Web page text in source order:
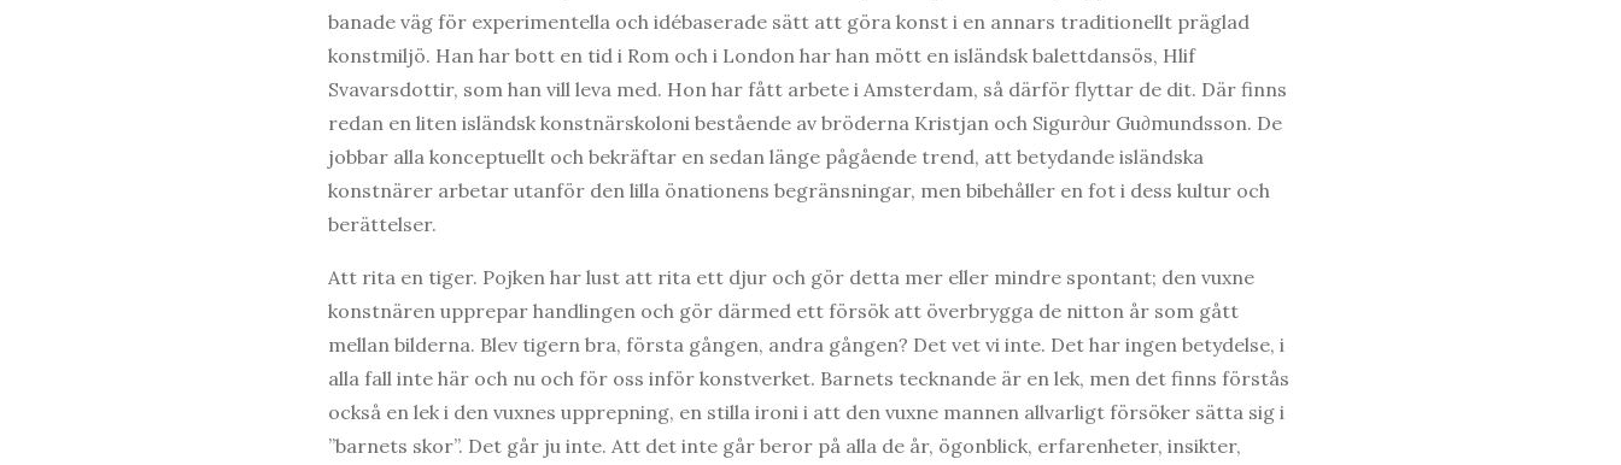
banade väg för experimentella och idébaserade sätt att göra konst i en annars traditionellt präglad
konstmiljö. Han har bott en tid i Rom och i London har han mött en isländsk balettdansös, Hlif
Svavarsdottir, som han vill leva med. Hon har fått arbete i Amsterdam, så därför flyttar de dit. Där finns
redan en liten isländsk konstnärskoloni bestående av bröderna Kristjan och Sigur∂ur Gu∂mundsson. De
jobbar alla konceptuellt och bekräftar en sedan länge pågående trend, att betydande isländska
konstnärer arbetar utanför den lilla önationens begränsningar, men bibehåller en fot i dess kultur och
berättelser.
Att rita en tiger. Pojken har lust att rita ett djur och gör detta mer eller mindre spontant; den vuxne
konstnären upprepar handlingen och gör därmed ett försök att överbrygga de nitton år som gått
mellan bilderna. Blev tigern bra, första gången, andra gången? Det vet vi inte. Det har ingen betydelse, i
alla fall inte här och nu och för oss inför konstverket. Barnets tecknande är en lek, men det finns förstås
också en lek i den vuxnes upprepning, en stilla ironi i att den vuxne mannen allvarligt försöker sätta sig i
”barnets skor”. Det går ju inte. Att det inte går beror på alla de år, ögonblick, erfarenheter, insikter,